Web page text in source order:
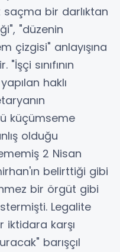
saçma bir darlıktan
"düzenin
çizgisi" anlayışına
sınıfının
haklı
küçümseme
olduğu
2 Nisan
belirttiği gibi
bir örgüt gibi
Legalite
iktidara karşı
barışçıl